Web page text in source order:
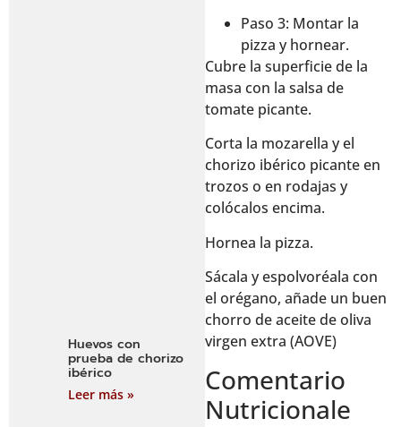
Huevos con
prueba de chorizo
ibérico
Leer más »
Paso 3: Montar la
pizza y hornear.
Cubre la superficie de la
masa con la salsa de
tomate picante.
Corta la mozarella y el
chorizo ibérico picante en
trozos o en rodajas y
colócalos encima.
Hornea la pizza.
Sácala y espolvoréala con
el orégano, añade un buen
chorro de aceite de oliva
virgen extra (AOVE)
Comentario
Nutricionale